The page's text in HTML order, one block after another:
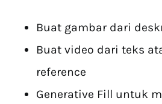
Buat gambar dari
Buat video dari teks
reference
Generative Fill untuk